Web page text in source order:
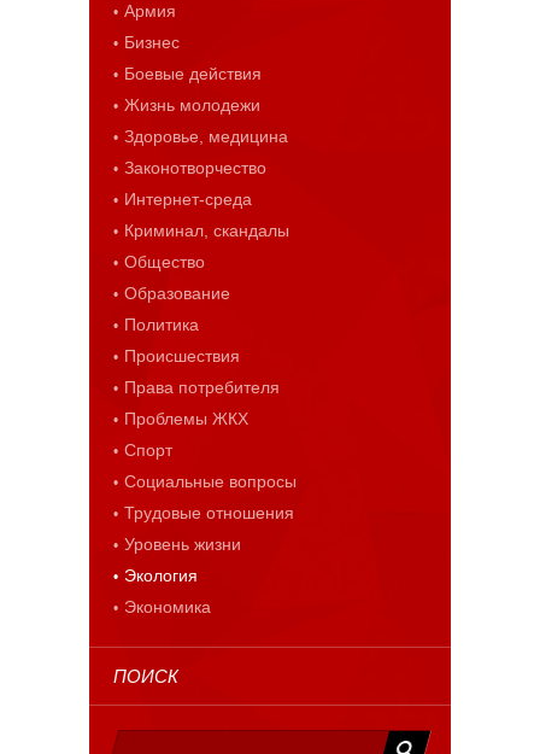
Армия
Бизнес
Боевые действия
Жизнь молодежи
Здоровье, медицина
Законотворчество
Интернет-среда
Криминал, скандалы
Общество
Образование
Политика
Происшествия
Права потребителя
Проблемы ЖКХ
Спорт
Социальные вопросы
Трудовые отношения
Уровень жизни
Экология
Экономика
ПОИСК